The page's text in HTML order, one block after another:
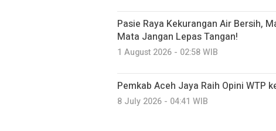
Pasie Raya Kekurangan Air Bersih,
Mata Jangan Lepas Tangan!
1 August 2026 - 02:58 WIB
Pemkab Aceh Jaya Raih Opini WTP
8 July 2026 - 04:41 WIB